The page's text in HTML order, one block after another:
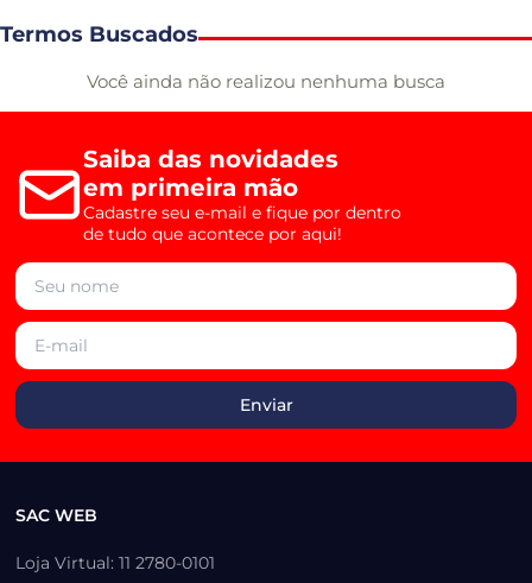
Termos Buscados
Você ainda não realizou nenhuma busca
Saiba das novidades
em primeira mão
Cadastre seu e-mail e fique por dentro
de tudo que acontece por aqui!
SAC WEB
Loja Virtual: 11 2780-0101